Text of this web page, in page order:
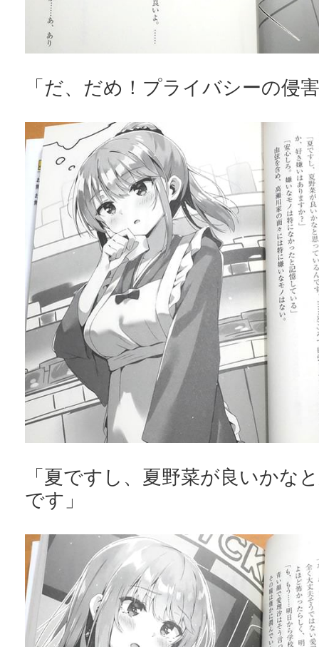
「だ、だめ！プライバシーの侵
「夏ですし、夏野菜が良いかな
です」